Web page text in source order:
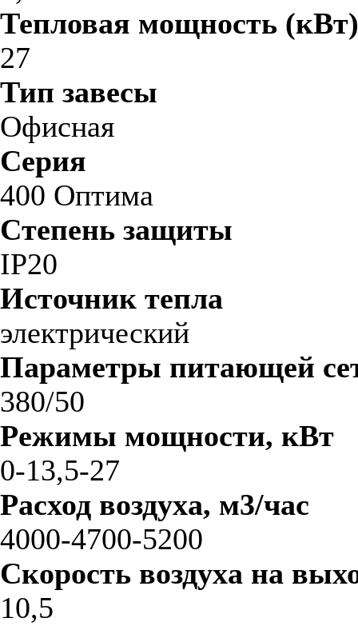
Тепловая мощность (кВт)
27
Тип завесы
Офисная
Серия
400 Оптима
Степень защиты
IP20
Источник тепла
электрический
Параметры питающей
380/50
Режимы мощности, кВт
0-13,5-27
Расход воздуха, м3/час
4000-4700-5200
Скорость воздуха на
10,5